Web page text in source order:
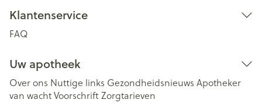
Klantenservice
FAQ
Uw apotheek
Over ons Nuttige links Gezondheidsnieuws Apotheker
van wachtVoorschriftZorgtarieven